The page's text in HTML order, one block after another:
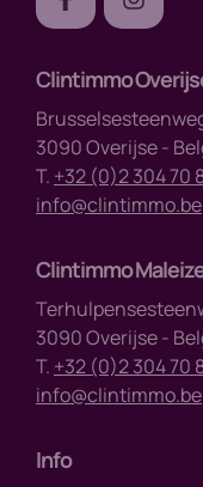
Clintimmo
3090 Overijse -
T. +32 (0)2 304 70
info@clintimmo.be
Info
Clintimmo
3090 Overijse -
T. +32 (0)2 304 70
info@clintimmo.be